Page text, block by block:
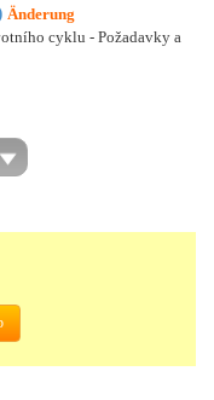
Änderung
cyklu - Požadavky a